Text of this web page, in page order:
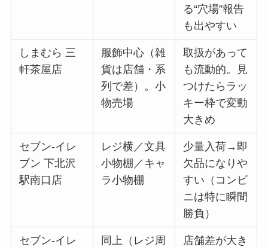
る“穴場”報告
も出やすい
しまむら 三
軒茶屋店
服飾中心（雑
貨は店舗・系
列で差）。小
物売場
取扱があって
も流動的。見
つけたらラッ
キー枠で変動
大きめ
セブン-イレ
ブン 下北沢
駅南口店
レジ横／文具
小物棚／キャ
ラ小物棚
少量入荷→即
欠品になりや
すい（コンビ
ニは特に瞬間
勝負）
セブン-イレ
同上（レジ周
店舗差が大き